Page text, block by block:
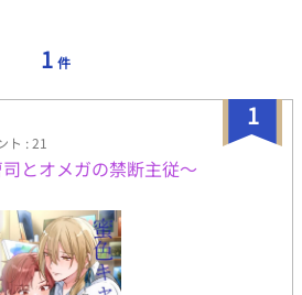
1 件
1
ト : 21
とオメガの禁断主従〜